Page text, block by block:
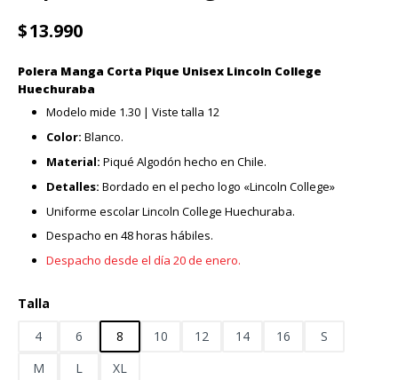
$13.990
Polera Manga Corta Pique Unisex Lincoln College
Huechuraba
Modelo mide 1.30 | Viste talla 12
Color: Blanco.
Material: Piqué Algodón hecho en Chile.
Detalles: Bordado en el pecho logo «Lincoln College»
Uniforme escolar Lincoln College Huechuraba.
Despacho en 48 horas hábiles.
Despacho desde el día 20 de enero.
Talla
4
6 8 10 12 14 16
S
M
L XL